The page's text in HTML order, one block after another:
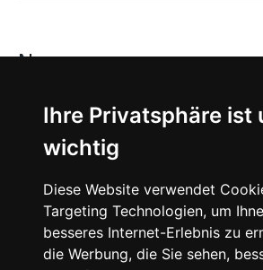
Ihre Privatsphäre ist
wichtig
Diese Website verwendet
Targeting Technologien, um
besseres Internet-Erlebnis zu
die Werbung, die Sie sehen,
News
About
Instagram
Facebook